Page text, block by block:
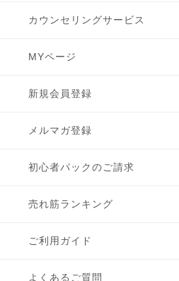
カウンセリングサービス
MYページ
新規会員登録
メルマガ登録
初心者パックのご請求
売れ筋ランキング
ご利用ガイド
よくあるご質問